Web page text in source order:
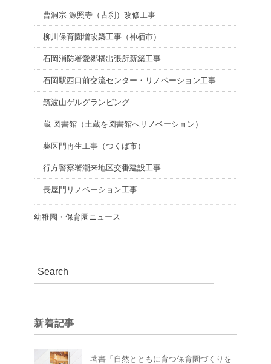
曹洞宗 源照寺（古刹）改修工事
柳川保育園増改築工事（神栖市）
石岡消防署愛郷橋出張所新築工事
石岡駅西口前交流センター・リノベーション工事
筑波山ゲルグランピング
蔵 図書館（土蔵を図書館へリノベーション）
薬医門再生工事（つくば市）
行方警察署潮来地区交番建設工事
長屋門リノベーション工事
幼稚園・保育園ニュース
新着記事
著書「自然とともに育つ保育園づくりを